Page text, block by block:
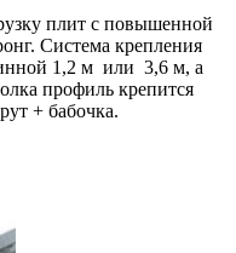
плит с повышенной
Система крепления
1,2 м или 3,6 м, а
профиль крепится
+ бабочка.